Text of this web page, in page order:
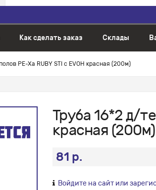
Как сделать заказ Склады
PE-Xa RUBY STI с EVOH красная (200м)
Труба 16*2 д/
красная (200м)
81 р.
Войдите на сайт или